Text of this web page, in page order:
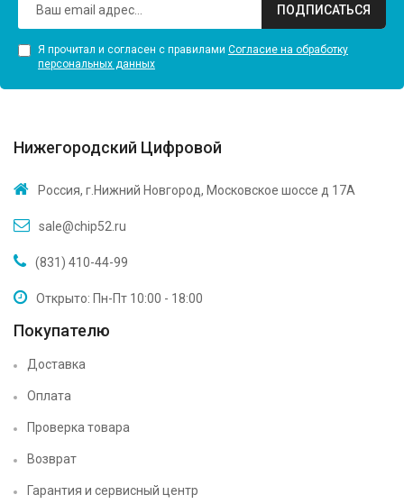
ПОДПИСАТЬСЯ
Я прочитал и согласен с правилами Согласие на обработку
персональных данных
Нижегородский Цифровой
Россия, г.Нижний Новгород, Московское шоссе д 17А
sale@chip52.ru
(831) 410-44-99
Открыто: Пн-Пт 10:00 - 18:00
Покупателю
Доставка
Оплата
Проверка товара
Возврат
Гарантия и сервисный центр